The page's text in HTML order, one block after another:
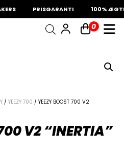
PRISGARANTI 100% ÆGTE
0
/ YEEZY 700 / YEEZY BOOST 700 V2
V2 “INERTIA”